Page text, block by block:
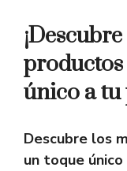
único a tu
Descubre los
un toque